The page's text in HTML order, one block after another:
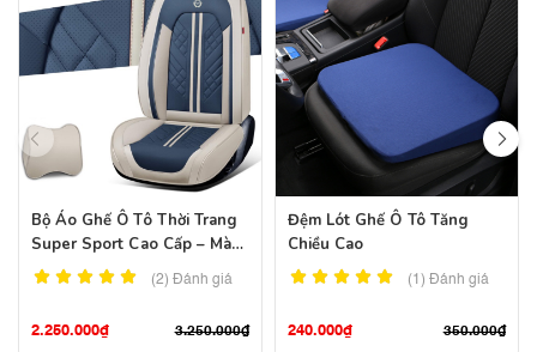
Bộ Áo Ghế Ô Tô Thời Trang
Super Sport Cao Cấp – Màu
Xanh
(2)Đánh giá
3.250.000₫
2.250.000₫
Đệm Lót Ghế Ô Tô Tăng
Chiều Cao
(1)Đánh giá
350.000₫
240.000₫